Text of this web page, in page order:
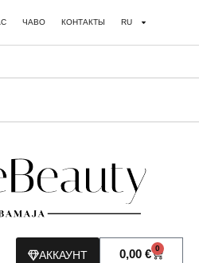
ЧАВО КОНТАКТЫ RU
0,00 € 0
АККАУНТ